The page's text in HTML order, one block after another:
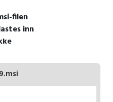
filen
inn